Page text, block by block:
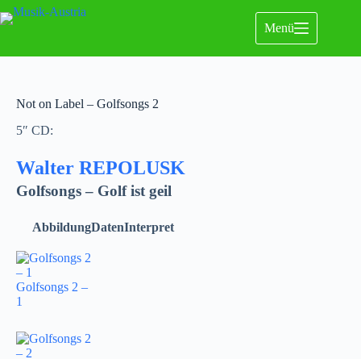
Menü
Not on Label – Golfsongs 2
5″ CD:
Walter REPOLUSK
Golfsongs – Golf ist geil
AbbildungDatenInterpret
Golfsongs 2 –
1